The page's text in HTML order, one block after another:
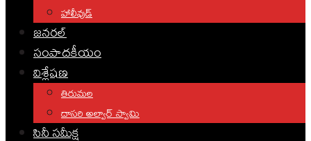
హాలీవుడ్
జనరల్
సంపాదకీయం
విశ్లేషణ
తిరుమల
దాసరి అల్వార్ స్వామి
సినీ సమీక్ష